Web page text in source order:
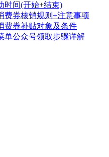
时间(开始+结束)
费券核销规则+注意事项
费券补贴对象及条件
公众号领取步骤详解